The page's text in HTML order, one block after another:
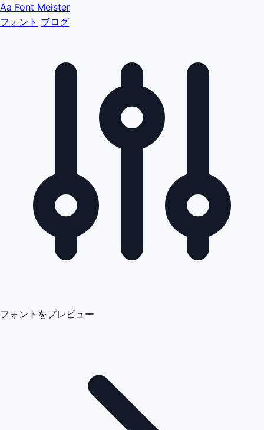
Aa Font Meister
フォント ブログ
フォントをプレビュー